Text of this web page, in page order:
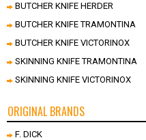
BUTCHER KNIFE HERDER
BUTCHER KNIFE TRAMONTINA
BUTCHER KNIFE VICTORINOX
SKINNING KNIFE TRAMONTINA
SKINNING KNIFE VICTORINOX
ORIGINAL BRANDS
F. DICK